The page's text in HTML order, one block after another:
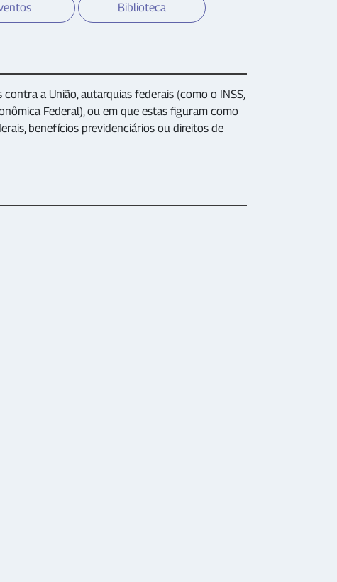
Biblioteca
a União, autarquias federais (como o INSS,
Federal), ou em que estas figuram como
benefícios previdenciários ou direitos de